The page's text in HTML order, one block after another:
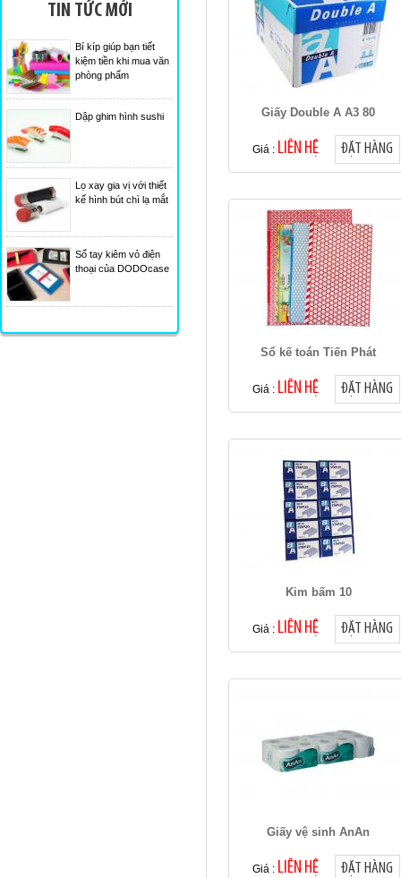
TIN TỨC MỚI
Bí kíp giúp bạn tiết
kiệm tiền khi mua văn
phòng phẩm
Dập ghim hình sushi
Lọ xay gia vị với thiết
kế hình bút chì lạ mắt
Sổ tay kiêm vỏ điện
thoại của DODOcase
Giấy Double A A3 80
Giá : LIÊN HỆ ĐẶT HÀNG
Sổ kế toán Tiến Phát
Giá : LIÊN HỆ ĐẶT HÀNG
Kim bấm 10
Giá : LIÊN HỆ ĐẶT HÀNG
Giấy vệ sinh AnAn
Giá : LIÊN HỆ ĐẶT HÀNG